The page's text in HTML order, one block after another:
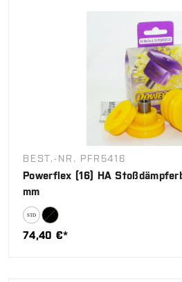
BEST.-NR. PFR5416
Powerflex (16) HA
mm
74,40 €*